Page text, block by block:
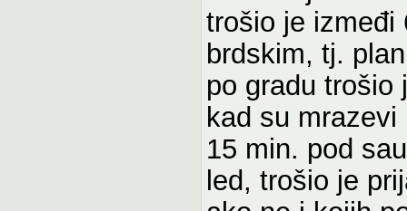
trošio je izmeđi
brdskim, tj.
po gradu trošio
kad su
15 min. pod
led, trošio je